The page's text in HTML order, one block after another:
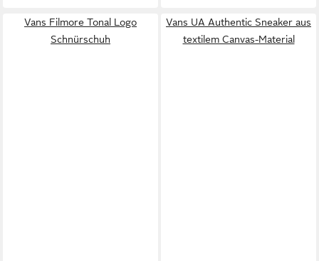
Vans Filmore Tonal Logo
Schnürschuh
Vans UA Authentic Sneaker aus
textilem Canvas-Material